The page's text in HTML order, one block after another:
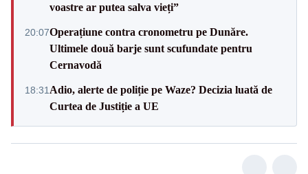
voastre ar putea salva vieți”
20:07Operațiune contra cronometru pe Dunăre.
Ultimele două barje sunt scufundate pentru
Cernavodă
18:31 Adio, alerte de poliție pe Waze? Decizia luată de
Curtea de Justiție a UE